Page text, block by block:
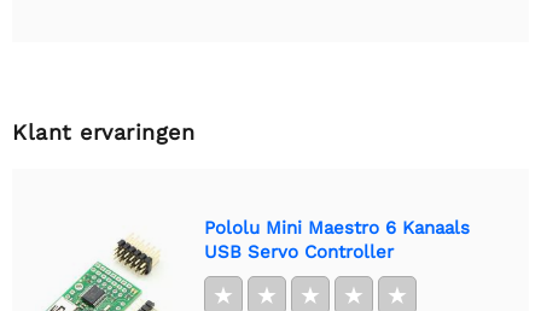
Klant ervaringen
Pololu Mini Maestro 6 Kanaals
USB Servo Controller
★ ★ ★ ★ ★